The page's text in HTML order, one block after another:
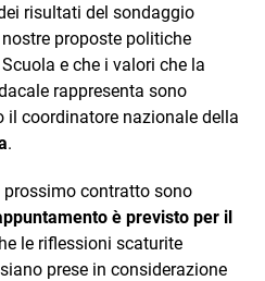
risultati del sondaggio
proposte politiche
e che i valori che la
rappresenta sono
il coordinatore nazionale della
.
prossimo contratto sono
è previsto per il
le riflessioni scaturite
prese in considerazione